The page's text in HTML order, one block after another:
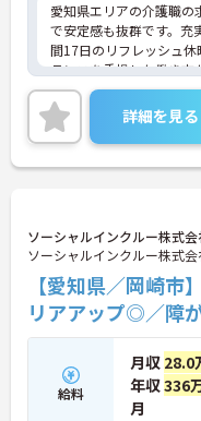
愛知県エリアの介護職の
で安定感も抜群です。
間17日のリフレッシュ
ランスを重視した働き方
方には、面接対策ポイン
しいたしますのでお気軽
詳細を見る
ソーシャルインクルー株式
ソーシャルインクルー株式会
【愛知県／岡崎
リアアップ◎／障
給料
月収 28.0
年収336
月